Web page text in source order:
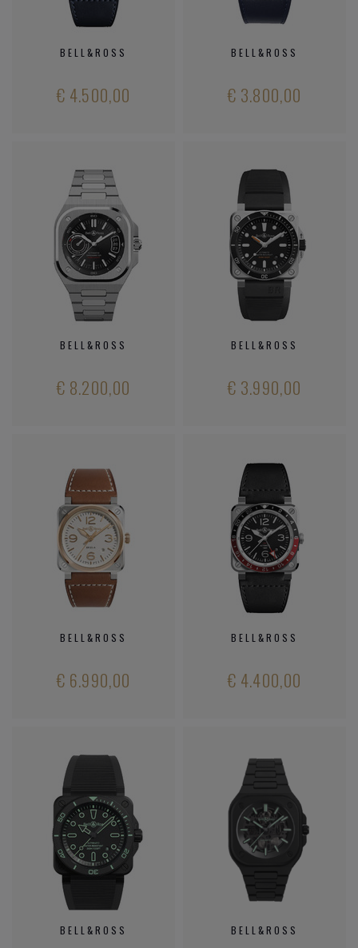
BELL&ROSS
€ 4.500,00
BELL&ROSS
€ 3.800,00
BELL&ROSS
€ 8.200,00
BELL&ROSS
€ 3.990,00
BELL&ROSS
€ 6.990,00
BELL&ROSS
€ 4.400,00
BELL&ROSS BELL&ROSS